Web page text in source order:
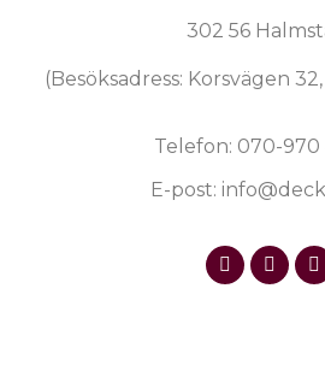
302 56
(Besöksadress: Korsvägen
Telefon: 070-970
E-post: